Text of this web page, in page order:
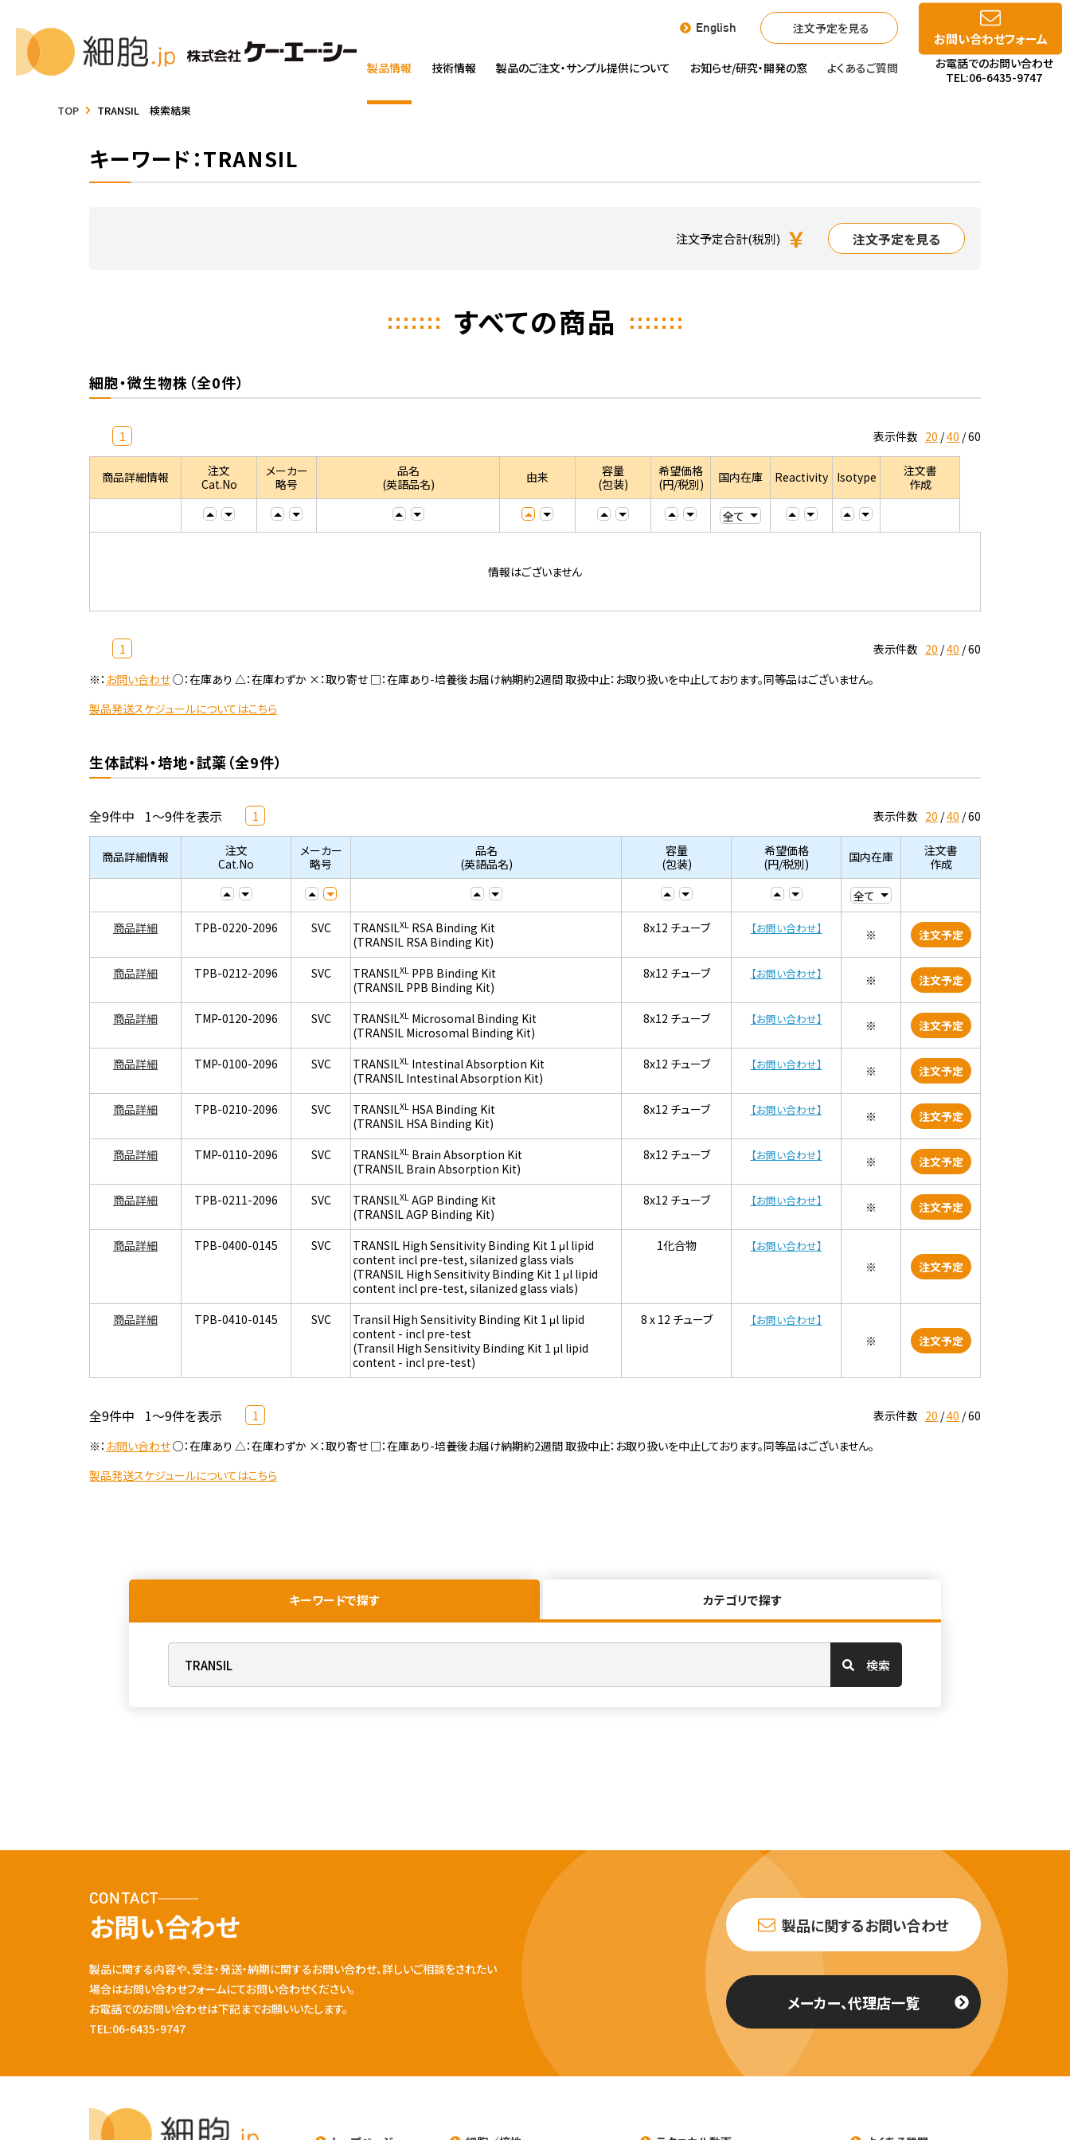
English 注文予定を見る
製品情報 技術情報 製品のご注文・サンプル提供について お知らせ/研究・開発の窓 よくあるご質問
お問い合わせフォーム
お電話でのお問い合わせ
TEL:06-6435-9747
TOP TRANSIL 検索結果
キーワード：TRANSIL
注文予定合計(税別) ￥ 注文予定を見る
すべての商品
細胞・微生物株（全0件）
1 表示件数 20 40 60
商品詳細情報
注文
Cat.No
メーカー
略号
品名
(英語品名)
由来
容量
(包装)
希望価格
(円/税別)
国内在庫 Reactivity Isotype
注文書
作成
情報はございません
1 表示件数 20 40 60
※： お問い合わせ○：在庫あり △：在庫わずか ×：取り寄せ □：在庫あり-培養後お届け納期約2週間 取扱中止：お取り扱いを中止しております。同等品はございません。
製品発送スケジュールについてはこちら
生体試料・培地・試薬（全9件）
全9件中 1～9件を表示 1 表示件数 20 40 60
商品詳細情報
注文
Cat.No
メーカー
略号
品名
(英語品名)
容量
(包装)
希望価格
(円/税別)
国内在庫
注文書
作成
商品詳細 TPB-0220-2096 SVC TRANSILXL RSA Binding Kit
(TRANSIL RSA Binding Kit)
8x12 チューブ 【お問い合わせ】 ※ 注文予定
商品詳細 TPB-0212-2096 SVC TRANSILXL PPB Binding Kit
(TRANSIL PPB Binding Kit)
8x12 チューブ 【お問い合わせ】 ※ 注文予定
商品詳細 TMP-0120-2096 SVC TRANSILXL Microsomal Binding Kit
(TRANSIL Microsomal Binding Kit)
8x12 チューブ 【お問い合わせ】 ※ 注文予定
商品詳細 TMP-0100-2096 SVC TRANSILXL Intestinal Absorption Kit
(TRANSIL Intestinal Absorption Kit)
8x12 チューブ 【お問い合わせ】 ※ 注文予定
商品詳細 TPB-0210-2096 SVC TRANSILXL HSA Binding Kit
(TRANSIL HSA Binding Kit)
8x12 チューブ 【お問い合わせ】 ※ 注文予定
商品詳細 TMP-0110-2096 SVC TRANSILXL Brain Absorption Kit
(TRANSIL Brain Absorption Kit)
8x12 チューブ 【お問い合わせ】 ※ 注文予定
商品詳細 TPB-0211-2096 SVC TRANSILXL AGP Binding Kit
(TRANSIL AGP Binding Kit)
8x12 チューブ 【お問い合わせ】 ※ 注文予定
商品詳細 TPB-0400-0145 SVC
TRANSIL High Sensitivity Binding Kit 1 μl lipid
content incl pre-test, silanized glass vials
(TRANSIL High Sensitivity Binding Kit 1 μl lipid
content incl pre-test, silanized glass vials)
1化合物 【お問い合わせ】
※ 注文予定
商品詳細 TPB-0410-0145 SVC
Transil High Sensitivity Binding Kit 1 μl lipid
content - incl pre-test
(Transil High Sensitivity Binding Kit 1 μl lipid
content - incl pre-test)
8 x 12 チューブ 【お問い合わせ】
※ 注文予定
全9件中 1～9件を表示 1 表示件数 20 40 60
※： お問い合わせ○：在庫あり △：在庫わずか ×：取り寄せ □：在庫あり-培養後お届け納期約2週間 取扱中止：お取り扱いを中止しております。同等品はございません。
製品発送スケジュールについてはこちら
キーワードで探す カテゴリで探す
検索
CONTACT
お問い合わせ
製品に関する内容や、受注・発送・納期に関するお問い合わせ、詳しいご相談をされたい
場合はお問い合わせフォームにてお問い合わせください。
お電話でのお問い合わせは下記までお願いいたします。
TEL:06-6435-9747
製品に関するお問い合わせ
メーカー、代理店一覧